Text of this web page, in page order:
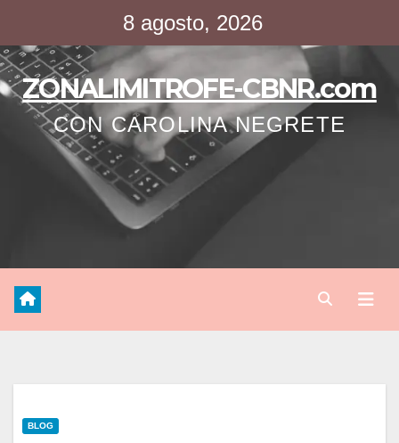
contenido
8 agosto, 2026
ZONALIMITROFE-CBNR.com
CON CAROLINA NEGRETE
BLOG